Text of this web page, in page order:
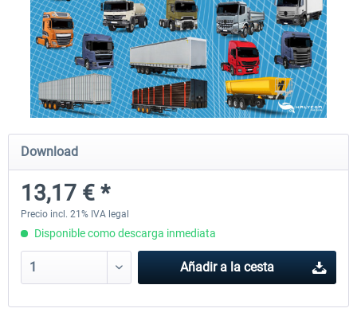
OMSI 2 Tools - Power Toolkit
15,20 € *
OMSI 2 Downloadpack Vol.
Download
13,17 € *
Precio incl. 21% IVA legal
Disponible como descarga inmediata
Añadir a la cesta